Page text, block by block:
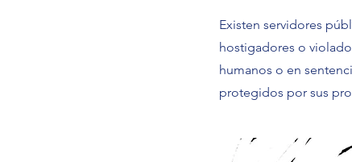
Existen servidores
hostigadores o
humanos o en
protegidos por sus